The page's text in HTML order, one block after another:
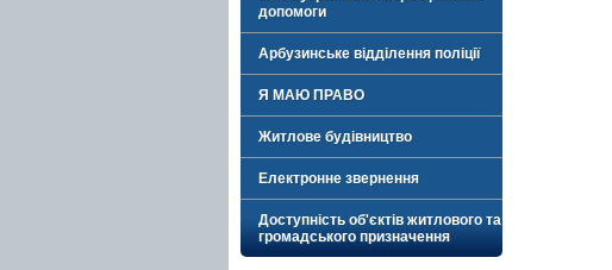
допомоги
Арбузинське відділення поліції
Я МАЮ ПРАВО
Житлове будівництво
Електронне звернення
Доступність об'єктів житлового та
громадського призначення